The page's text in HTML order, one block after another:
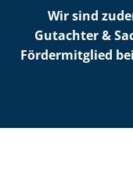
Wir sind
Gutachter &
Fördermitglied